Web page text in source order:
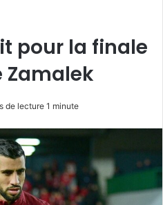
pour la finale
Zamalek
de lecture 1 minute